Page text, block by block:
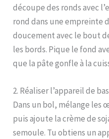
découpe des ronds avec
rond dans une empreinte
doucement avec le bout
les bords. Pique le fond
que la pâte gonfle à la
2. Réaliser l’appareil de
Dans un bol, mélange les
puis ajoute la crème de
semoule. Tu obtiens un